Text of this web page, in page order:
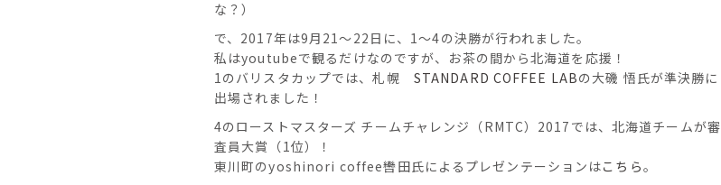
な？）
で、2017年は9月21〜22日に、1〜4の決勝が行われました。
私はyoutubeで観るだけなのですが、お茶の間から北海道を応援！
1のバリスタカップでは、札幌 STANDARD COFFEE LABの大磯 悟氏が準決勝に
出場されました！
4のローストマスターズ チームチャレンジ（RMTC）2017では、北海道チームが審
査員大賞（1位）！
東川町のyoshinori coffee轡田氏によるプレゼンテーションはこちら。